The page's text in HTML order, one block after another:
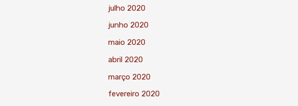
julho 2020
junho 2020
maio 2020
abril 2020
março 2020
fevereiro 2020